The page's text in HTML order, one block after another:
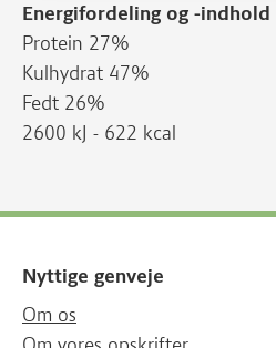
Energifordeling og -indhold
Protein 27%
Kulhydrat 47%
Fedt 26%
2600 kJ - 622 kcal
Nyttige genveje
Om os